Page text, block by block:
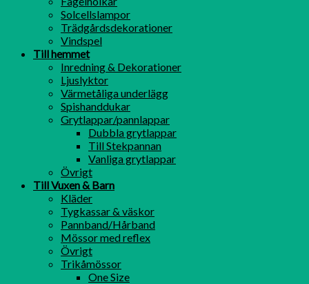
Solcellslampor
Trädgårdsdekorationer
Vindspel
Till hemmet
Inredning & Dekorationer
Ljuslyktor
Värmetåliga underlägg
Spishanddukar
Grytlappar/pannlappar
Dubbla grytlappar
Till Stekpannan
Vanliga grytlappar
Övrigt
Till Vuxen & Barn
Kläder
Tygkassar & väskor
Pannband/Hårband
Mössor med reflex
Övrigt
Trikåmössor
One Size